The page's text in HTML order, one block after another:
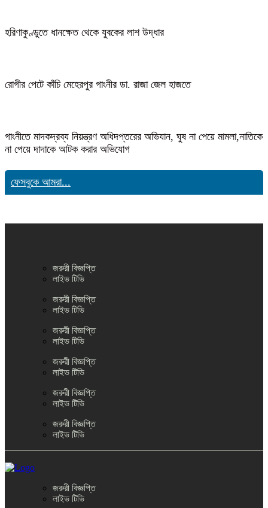
হরিণাকুণ্ডুতে ধানক্ষেত থেকে যুবকের লাশ উদ্ধার
রোগীর পেটে কাঁচি মেহেরপুর গাংনীর ডা. রাজা জেল হাজতে
গাংনীতে মাদকদ্রব্য নিয়ন্ত্রণ অধিদপ্তরের অভিযান, ঘুষ না পেয়ে মামলা,নাতিকে
না পেয়ে দাদাকে আটক করার অভিযোগ
ফেসবুকে আমরা...
জরুরী বিজ্ঞপ্তি
লাইভ টিভি
জরুরী বিজ্ঞপ্তি
লাইভ টিভি
জরুরী বিজ্ঞপ্তি
লাইভ টিভি
জরুরী বিজ্ঞপ্তি
লাইভ টিভি
জরুরী বিজ্ঞপ্তি
লাইভ টিভি
জরুরী বিজ্ঞপ্তি
লাইভ টিভি
জরুরী বিজ্ঞপ্তি
লাইভ টিভি